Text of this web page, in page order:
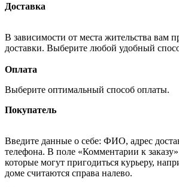
Доставка
В зависимости от места жительства вам
доставки. Выберите любой удобный
Оплата
Выберите оптимальный способ оплаты.
Покупатель
Введите данные о себе: ФИО, адрес
телефона. В поле «Комментарии к
которые могут пригодиться курьеру,
доме считаются справа налево.